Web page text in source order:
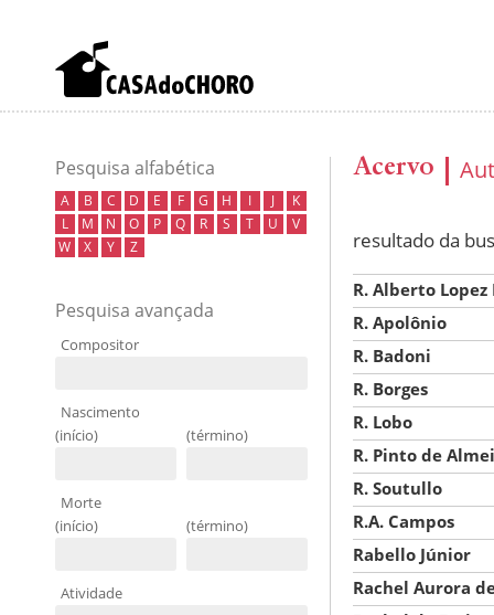
Pesquisa alfabética
A B C D E F G H I J
K
L
M N O P Q R S T U
V
W
X Y Z
Pesquisa avançada
Compositor
Nascimento
(início)
(término)
Morte
(início)
(término)
Atividade
Acervo
resultado da
R. Alberto
R. Apolônio
R. Badoni
R. Borges
R. Lobo
R. Pinto de
R. Soutullo
R.A. Campos
Rabello Júnior
Rachel Aurora